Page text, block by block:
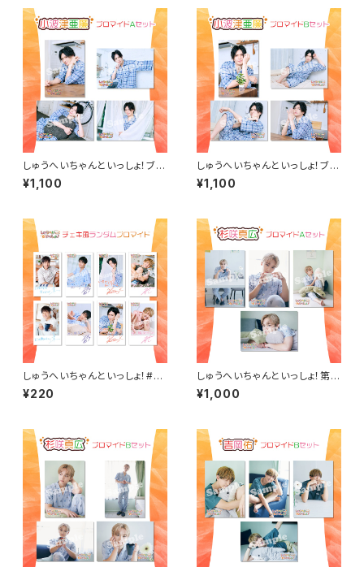
しゅうへいちゃんといっしょ！ブロ
マイドA（小波津亜廉）
¥1,100
しゅうへいちゃんといっしょ！ブロ
マイドB（小波津亜廉）
¥1,100
しゅうへいちゃんといっしょ！#4
チェキ風ランダムブロマイド（全
8種）
¥220
しゅうへいちゃんといっしょ！第1
0夜ブロマイドA（杉咲真広）
¥1,000